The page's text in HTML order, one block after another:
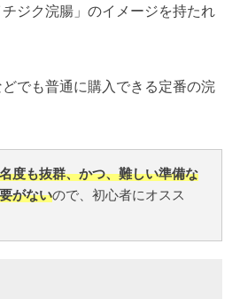
ジク浣腸」のイメージを持たれ
でも普通に購入できる定番の浣
度も抜群、かつ、難しい準備な
がないので、初心者にオスス